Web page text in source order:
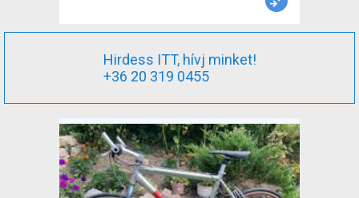
Hirdess ITT, hívj minket!
+36 20 319 0455